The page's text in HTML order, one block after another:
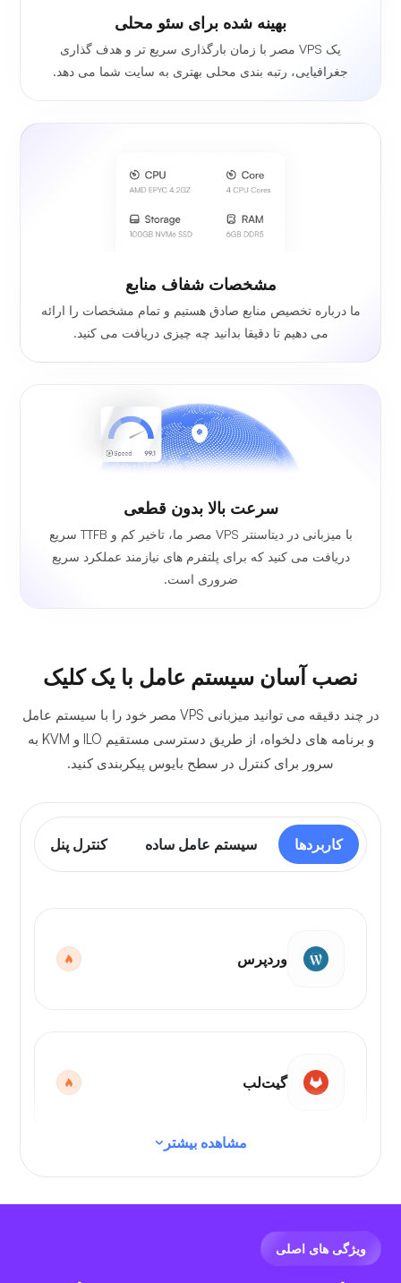
بهینه شده برای سئو محلی
یک VPS مصر با زمان بارگذاری سریع تر و هدف گذاری
جغرافیایی، رتبه بندی محلی بهتری به سایت شما می دهد.
مشخصات شفاف منابع
ما درباره تخصیص منابع صادق هستیم و تمام مشخصات را ارائه
می دهیم تا دقیقا بدانید چه چیزی دریافت می کنید.
سرعت بالا بدون قطعی
با میزبانی در دیتاسنتر VPS مصر ما، تاخیر کم و TTFB سریع
دریافت می کنید که برای پلتفرم های نیازمند عملکرد سریع
ضروری است.
نصب آسان سیستم عامل با یک کلیک
در چند دقیقه می توانید میزبانی VPS مصر خود را با سیستم عامل
و برنامه های دلخواه، از طریق دسترسی مستقیم ILO و KVM به
سرور برای کنترل در سطح بایوس پیکربندی کنید.
کاربردها سیستم عامل ساده کنترل پنل
وردپرس
گیت‌لب
کد VS
مشاهده بیشتر
ویژگی های اصلی